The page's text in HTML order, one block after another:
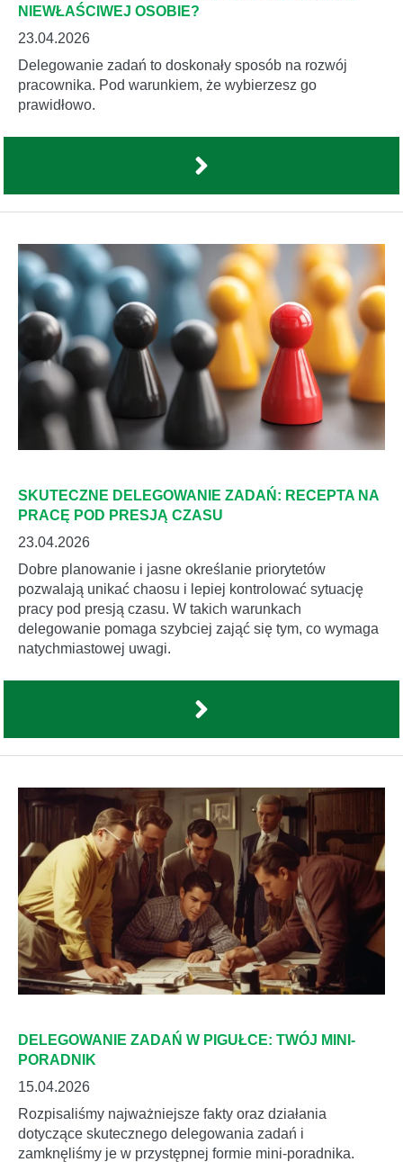
NIEWŁAŚCIWEJ OSOBIE?
23.04.2026
Delegowanie zadań to doskonały sposób na rozwój
pracownika. Pod warunkiem, że wybierzesz go
prawidłowo.
SKUTECZNE DELEGOWANIE ZADAŃ: RECEPTA NA
PRACĘ POD PRESJĄ CZASU
23.04.2026
Dobre planowanie i jasne określanie priorytetów
pozwalają unikać chaosu i lepiej kontrolować sytuację
pracy pod presją czasu. W takich warunkach
delegowanie pomaga szybciej zająć się tym, co wymaga
natychmiastowej uwagi.
DELEGOWANIE ZADAŃ W PIGUŁCE: TWÓJ MINI-
PORADNIK
15.04.2026
Rozpisaliśmy najważniejsze fakty oraz działania
dotyczące skutecznego delegowania zadań i
zamknęliśmy je w przystępnej formie mini-poradnika.